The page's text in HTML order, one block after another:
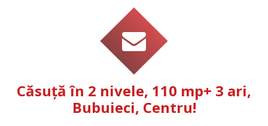
Căsuță în 2 nivele, 110 mp+ 3 ari,
Bubuieci, Centru!